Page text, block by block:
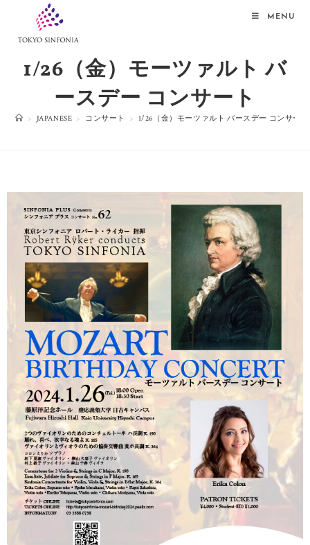
MENU
1/26（金）モーツァルト バ
ースデー コンサート
> JAPANESE > コンサート > 1/26（金）モーツァルト バースデー コンサート